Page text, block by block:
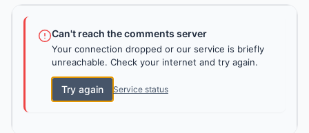
Can't reach the comments server
Your connection dropped or our service is briefly
unreachable. Check your internet and try again.
Try again Service status